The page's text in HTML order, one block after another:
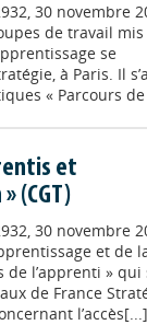
30 novembre
de travail mis
se
à Paris. Il
« Parcours de
et
(CGT)
30 novembre
et de
l’apprenti » qui
de France
l’accès[...]